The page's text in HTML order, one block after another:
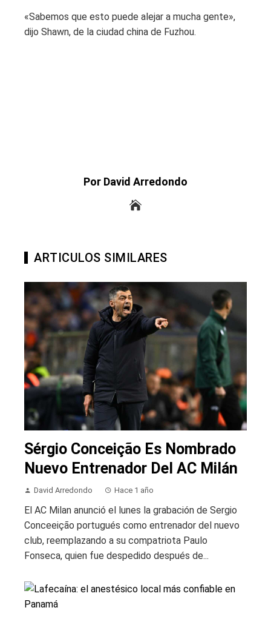
«Sabemos que esto puede alejar a mucha gente»,
dijo Shawn, de la ciudad china de Fuzhou.
Por David Arredondo
ARTICULOS SIMILARES
Sérgio Conceição Es Nombrado
Nuevo Entrenador Del AC Milán
David Arredondo Hace 1 año
El AC Milan anunció el lunes la grabación de Sergio
Conceeição portugués como entrenador del nuevo
club, reemplazando a su compatriota Paulo
Fonseca, quien fue despedido después de...